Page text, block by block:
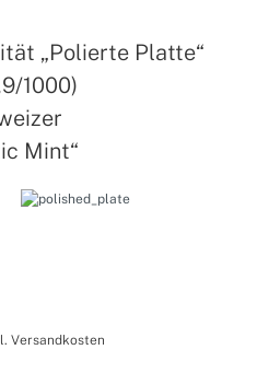
„Polierte Platte“
1000)
Mint“
Versandkosten